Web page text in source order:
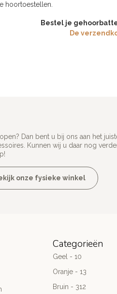
hoortoestellen.
Bestel je
De
Dan bent u bij ons aan het
Kunnen wij u daar nog
onze fysieke winkel
Categorieën
Geel - 10
Oranje - 13
Bruin - 312